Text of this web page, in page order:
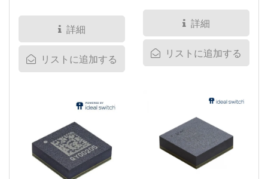
詳細
リストに追加する
詳細
リストに追加する